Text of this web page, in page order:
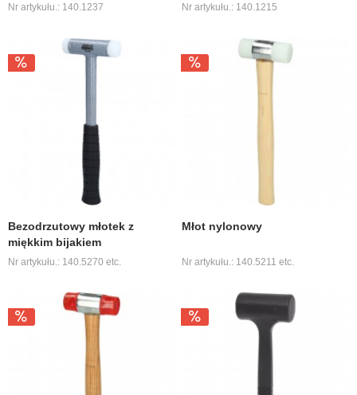
Nr artykułu.: 140.1237 Nr artykułu.: 140.1215
Bezodrzutowy młotek z
miękkim bijakiem
Nr artykułu.: 140.5270 etc.
Młot nylonowy
Nr artykułu.: 140.5211 etc.